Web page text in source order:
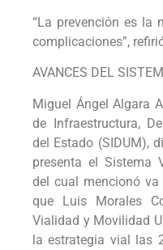
“La prevención es la
complicaciones”,
AVANCES DEL
Miguel Ángel Algara
de Infraestructura,
del Estado (SIDUM),
presenta el Sistema
del cual mencionó
que Luis Morales
Vialidad y Movilidad
la estrategia vial las